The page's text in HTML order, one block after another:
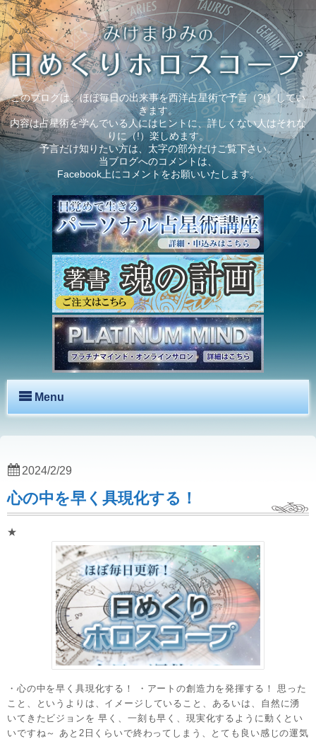
このブログは、ほぼ毎日の出来事を西洋占星術で予言（?!）してい
きます。
内容は占星術を学んでいる人にはヒントに、詳しくない人はそれな
りに（!）楽しめます。
予言だけ知りたい方は、太字の部分だけご覧下さい。
当ブログへのコメントは、
Facebook上にコメントをお願いいたします。
Menu
心の中を早く具現化する！
★
・心の中を早く具現化する！ ・アートの創造力を発揮する！ 思った
こと、というよりは、イメージしていること、あるいは、自然に湧
いてきたビジョンを 早く、一刻も早く、現実化するように動くとい
いですね～ あと2日くらいで終わってしまう、とても良い感じの運気
2024/2/29